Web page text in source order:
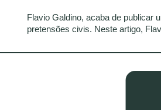
Flavio Galdino, acaba de publicar
pretensões civis. Neste artigo,